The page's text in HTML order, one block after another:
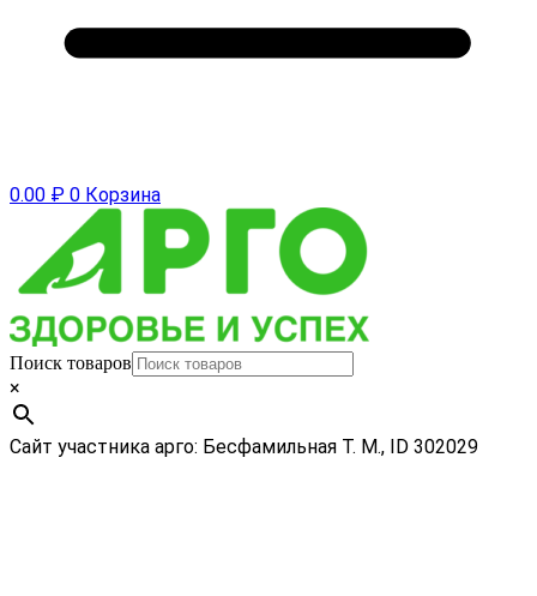
0.00 ₽ 0 Корзина
Поиск товаров
×
Сайт участника арго: Бесфамильная Т. М., ID 302029